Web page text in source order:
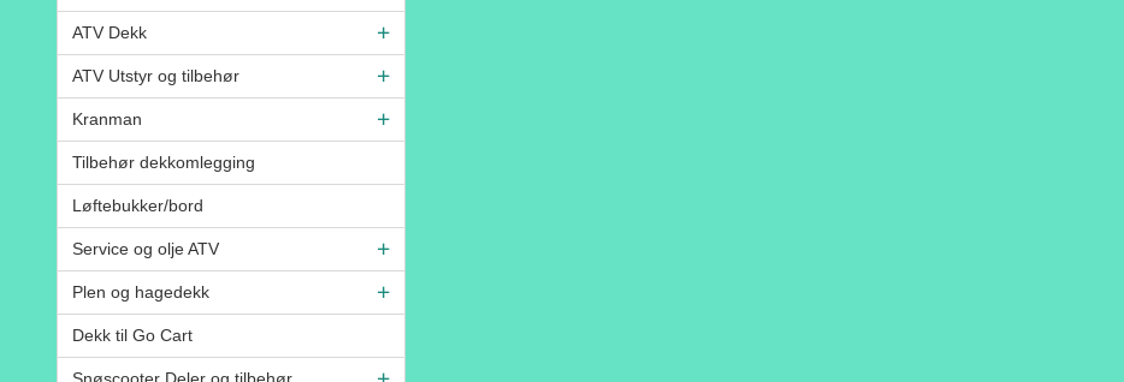
ATV Dekk
ATV Utstyr og tilbehør
Kranman
Tilbehør dekkomlegging
Løftebukker/bord
Service og olje ATV
Plen og hagedekk
Dekk til Go Cart